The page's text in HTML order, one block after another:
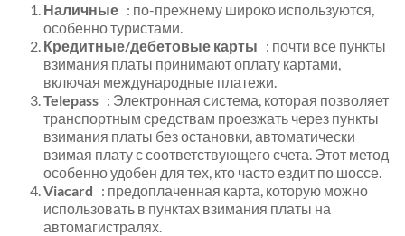
Наличные : по-прежнему широко используются,
особенно туристами.
Кредитные/дебетовые карты : почти все пункты
взимания платы принимают оплату картами,
включая международные платежи.
Telepass : Электронная система, которая позволяет
транспортным средствам проезжать через пункты
взимания платы без остановки, автоматически
взимая плату с соответствующего счета. Этот метод
особенно удобен для тех, кто часто ездит по шоссе.
Viacard : предоплаченная карта, которую можно
использовать в пунктах взимания платы на
автомагистралях.